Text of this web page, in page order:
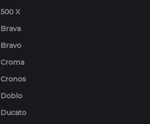
500 X
Brava
Bravo
Croma
Cronos
Doblo
Ducato